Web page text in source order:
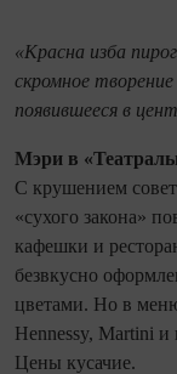
«Красна изба
скромное
появившееся в
Мэри в
С крушением
«сухого закона»
кафешки и
безвкусно
цветами. Но в
Hennessy, Мartini и
Цены кусачие.